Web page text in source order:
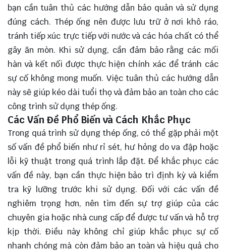
bạn cần tuân thủ các hướng dẫn bảo quản và sử dụng
đúng cách. Thép ống nên được lưu trữ ở nơi khô ráo,
tránh tiếp xúc trực tiếp với nước và các hóa chất có thể
gây ăn mòn. Khi sử dụng, cần đảm bảo rằng các mối
hàn và kết nối được thực hiện chính xác để tránh các
sự cố không mong muốn. Việc tuân thủ các hướng dẫn
này sẽ giúp kéo dài tuổi thọ và đảm bảo an toàn cho các
công trình sử dụng thép ống.
Các Vấn Đề Phổ Biến và Cách Khắc Phục
Trong quá trình sử dụng thép ống, có thể gặp phải một
số vấn đề phổ biến như rỉ sét, hư hỏng do va đập hoặc
lỗi kỹ thuật trong quá trình lắp đặt. Để khắc phục các
vấn đề này, bạn cần thực hiện bảo trì định kỳ và kiểm
tra kỹ lưỡng trước khi sử dụng. Đối với các vấn đề
nghiêm trọng hơn, nên tìm đến sự trợ giúp của các
chuyên gia hoặc nhà cung cấp để được tư vấn và hỗ trợ
kịp thời. Điều này không chỉ giúp khắc phục sự cố
nhanh chóng mà còn đảm bảo an toàn và hiệu quả cho